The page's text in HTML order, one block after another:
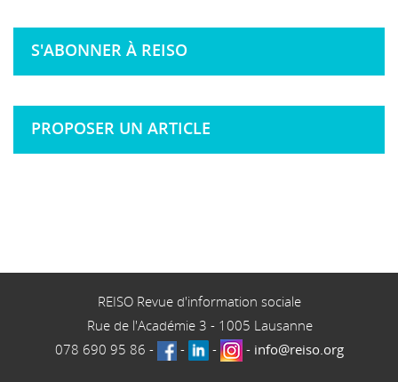
S'ABONNER À REISO
PROPOSER UN ARTICLE
REISO Revue d'information sociale
Rue de l'Académie 3 - 1005 Lausanne
078 690 95 86 - - - - info@reiso.org